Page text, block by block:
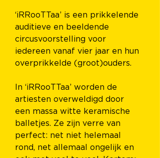
‘iRRooTTaa’ is een prikkelende
auditieve en beeldende
circusvoorstelling voor
iedereen vanaf vier jaar en hun
overprikkelde (groot)ouders.
In ‘iRRooTTaa’ worden de
artiesten overweldigd door
een massa witte keramische
balletjes. Ze zijn verre van
perfect: net niet helemaal
rond, net allemaal ongelijk en